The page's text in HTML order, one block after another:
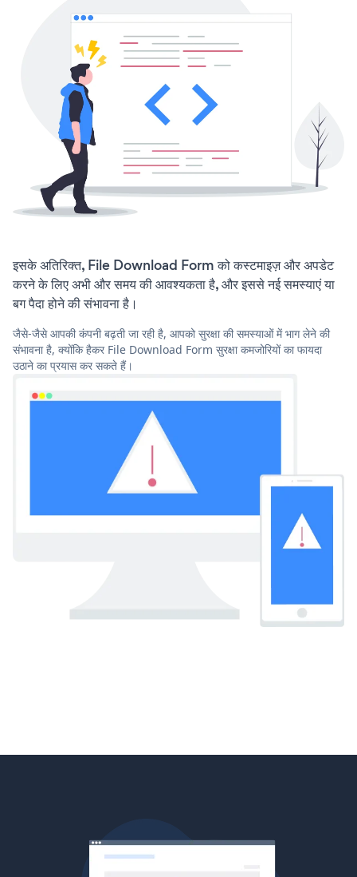
इसके अतिरिक्त, File Download Form को कस्टमाइज़ और अपडेट
करने के लिए अभी और समय की आवश्यकता है, और इससे नई समस्याएं या
बग पैदा होने की संभावना है।
जैसे-जैसे आपकी कंपनी बढ़ती जा रही है, आपको सुरक्षा की समस्याओं में भाग लेने की
संभावना है, क्योंकि हैकर File Download Form सुरक्षा कमजोरियों का फायदा
उठाने का प्रयास कर सकते हैं।